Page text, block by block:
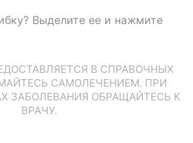
Выделите ее и нажмите
В СПРАВОЧНЫХ
САМОЛЕЧЕНИЕМ. ПРИ
ЗАБОЛЕВАНИЯ ОБРАЩАЙТЕСЬ К
ВРАЧУ.